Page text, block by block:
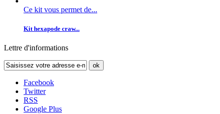
Ce kit vous permet de...
Kit hexapode craw...
Lettre d'informations
ok
Facebook
Twitter
RSS
Google Plus